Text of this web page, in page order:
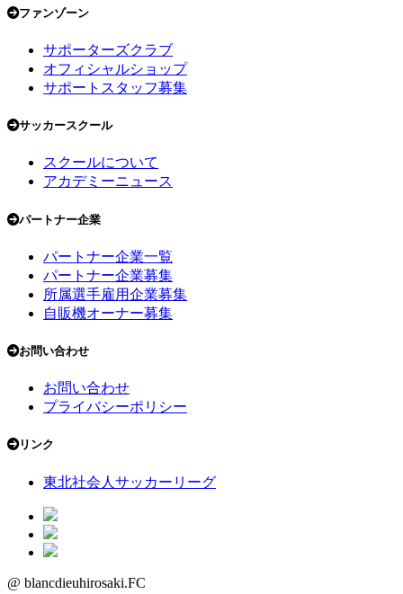
ファンゾーン
サポーターズクラブ
オフィシャルショップ
サポートスタッフ募集
サッカースクール
スクールについて
アカデミーニュース
パートナー企業
パートナー企業一覧
パートナー企業募集
所属選手雇用企業募集
自販機オーナー募集
お問い合わせ
お問い合わせ
プライバシーポリシー
リンク
東北社会人サッカーリーグ
@ blancdieuhirosaki.FC